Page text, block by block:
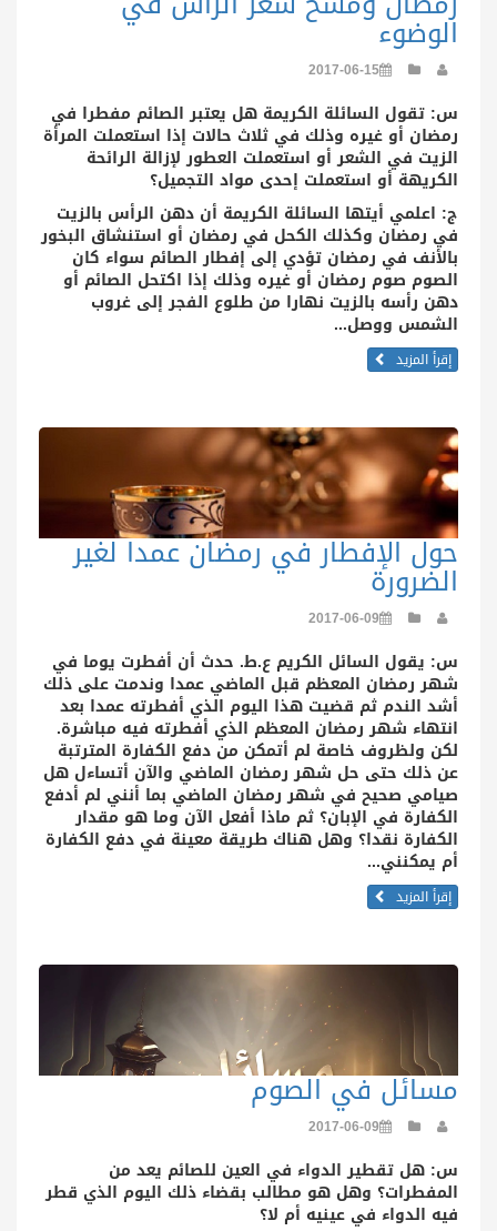
الوضوء
2017-06-15
س: تقول السائلة الكريمة هل يعتبر الصائم مفطرا في
رمضان أو غيره وذلك في ثلاث حالات إذا استعملت المرأة
الزيت في الشعر أو استعملت العطور لإزالة الرائحة
الكريهة أو استعملت إحدى مواد التجميل؟
ج: اعلمي أيتها السائلة الكريمة أن دهن الرأس بالزيت
في رمضان وكذلك الكحل في رمضان أو استنشاق البخور
بالأنف في رمضان تؤدي إلى إفطار الصائم سواء كان
الصوم صوم رمضان أو غيره وذلك إذا اكتحل الصائم أو
دهن رأسه بالزيت نهارا من طلوع الفجر إلى غروب
الشمس ووصل...
إقرأ المزيد
حول الإفطار في رمضان عمدا لغير
الضرورة
2017-06-09
س: يقول السائل الكريم ع.ط. حدث أن أفطرت يوما في
شهر رمضان المعظم قبل الماضي عمدا وندمت على ذلك
أشد الندم ثم قضيت هذا اليوم الذي أفطرته عمدا بعد
انتهاء شهر رمضان المعظم الذي أفطرته فيه مباشرة.
لكن ولظروف خاصة لم أتمكن من دفع الكفارة المترتبة
عن ذلك حتى حل شهر رمضان الماضي والآن أتساءل هل
صيامي صحيح في شهر رمضان الماضي بما أنني لم أدفع
الكفارة في الإبان؟ ثم ماذا أفعل الآن وما هو مقدار
الكفارة نقدا؟ وهل هناك طريقة معينة في دفع الكفارة
أم يمكنني...
إقرأ المزيد
مسائل في الصوم
2017-06-09
س: هل تقطير الدواء في العين للصائم يعد من
المفطرات؟ وهل هو مطالب بقضاء ذلك اليوم الذي قطر
فيه الدواء في عينيه أم لا؟